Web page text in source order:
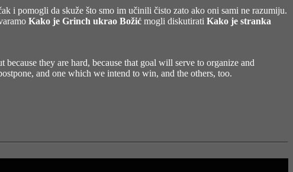
i pomogli da skuže što smo im učinili čisto zato ako oni sami ne razumiju.
Kako je Grinch ukrao Božić mogli diskutirati Kako je stranka
they are hard, because that goal will serve to organize and
and one which we intend to win, and the others, too.